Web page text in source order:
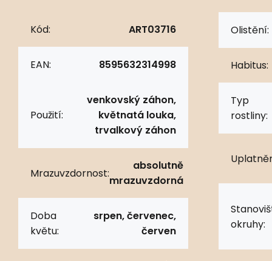
Kód: ART03716
EAN: 8595632314998
Použití:
venkovský záhon,
květnatá louka,
trvalkový záhon
Mrazuvzdornost:
absolutně
mrazuvzdorná
Doba
květu:
srpen, červenec,
červen
Olistění:
Habitus:
Typ
rostliny:
okruhy: